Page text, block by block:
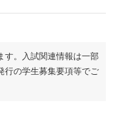
す。入試関連情報は一部
行の学生募集要項等でご